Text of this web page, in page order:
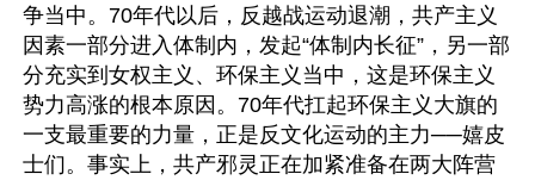
争当中。70年代以后，反越战运动退潮，共产主义
因素一部分进入体制内，发起“体制内长征”，另一部
分充实到女权主义、环保主义当中，这是环保主义
势力高涨的根本原因。70年代扛起环保主义大旗的
一支最重要的力量，正是反文化运动的主力──嬉皮
士们。事实上，共产邪灵正在加紧准备在两大阵营